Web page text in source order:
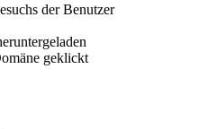
der Benutzer
geklickt